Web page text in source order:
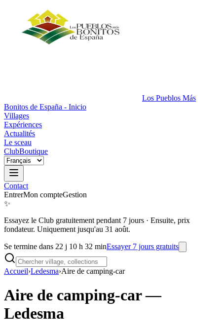
Los Pueblos Más
Bonitos de España - Inicio
Villages
Expériences
Actualités
Le sceau
ClubBoutique
Contact
EntrerMon compteGestion
✨
Essayez le Club gratuitement pendant 7 jours · Ensuite, prix
fondateur. Uniquement jusqu'au 31 août.
Se termine dans 22 j 10 h 32 minEssayer 7 jours gratuits
Accueil›Ledesma›Aire de camping-car
Aire de camping-car—
Ledesma